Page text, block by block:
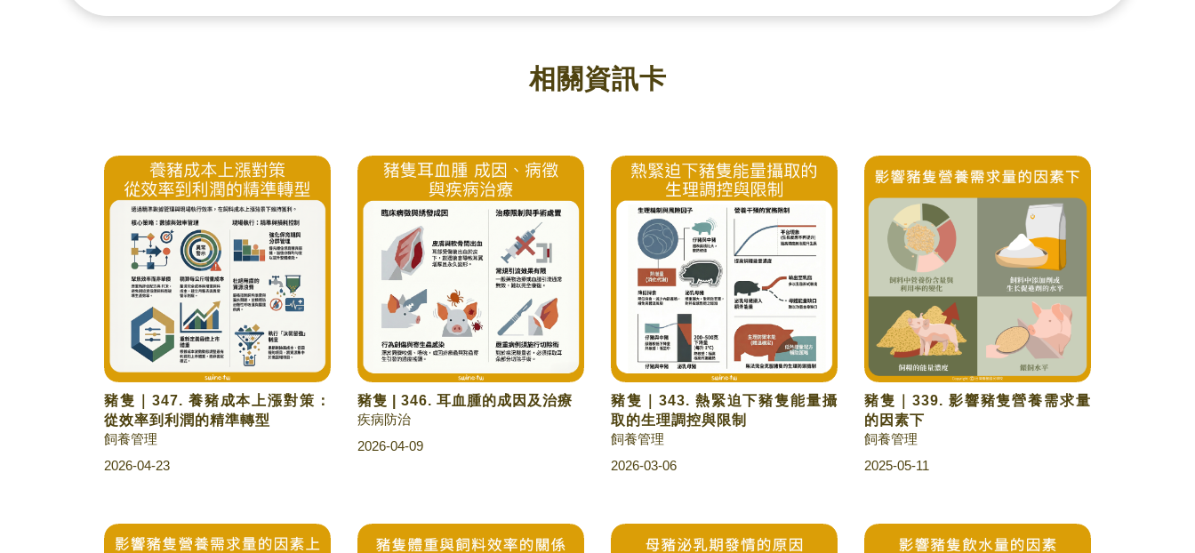
相關資訊卡
豬隻｜347. 養豬成本上漲對策：
從效率到利潤的精準轉型
飼養管理
2026-04-23
豬隻 | 346. 耳血腫的成因及治療
疾病防治
2026-04-09
豬隻｜343. 熱緊迫下豬隻能量攝
取的生理調控與限制
飼養管理
2026-03-06
豬隻｜339. 影響豬隻營養需求量
的因素下
飼養管理
2025-05-11